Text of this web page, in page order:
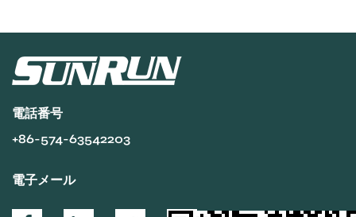
電話番号
+86-574-63542203
電子メール